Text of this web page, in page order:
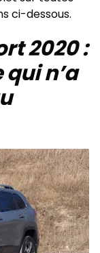
ci-dessous.
2020 :
n’a